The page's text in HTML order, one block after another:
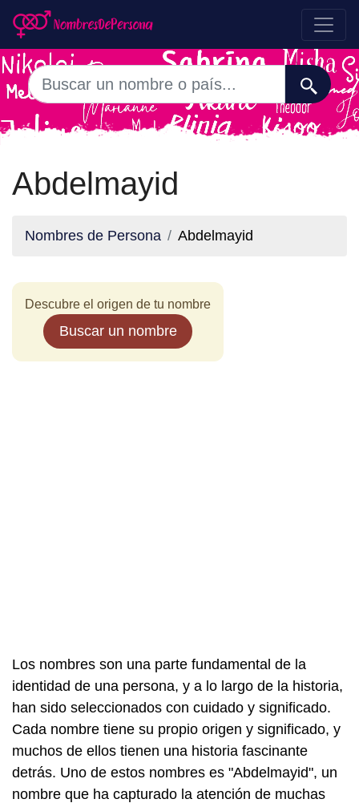
Abdelmayid
Nombres de Persona Abdelmayid
Descubre el origen de tu nombre
Buscar un nombre
Los nombres son una parte fundamental de la
identidad de una persona, y a lo largo de la historia,
han sido seleccionados con cuidado y significado.
Cada nombre tiene su propio origen y significado, y
muchos de ellos tienen una historia fascinante
detrás. Uno de estos nombres es "Abdelmayid", un
nombre que ha capturado la atención de muchas